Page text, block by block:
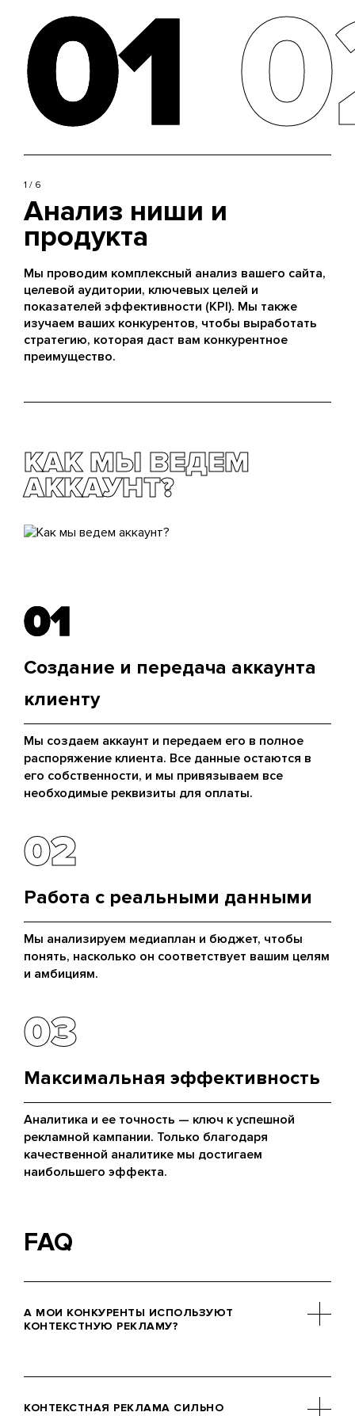
01
01
Анализ ниши и
продукта
1 / 6
Мы проводим комплексный анализ вашего сайта,
целевой аудитории, ключевых целей и
показателей эффективности (KPI). Мы также
изучаем ваших конкурентов, чтобы выработать
стратегию, которая даст вам конкурентное
преимущество.
КАК МЫ ВЕДЕМ
АККАУНТ?
01
01
Создание и передача аккаунта
клиенту
Мы создаем аккаунт и передаем его в полное
распоряжение клиента. Все данные остаются в
его собственности, и мы привязываем все
необходимые реквизиты для оплаты.
02
02
Работа с реальными данными
Мы анализируем медиаплан и бюджет, чтобы
понять, насколько он соответствует вашим целям
и амбициям.
03
03
Максимальная эффективность
Аналитика и ее точность — ключ к успешной
рекламной кампании. Только благодаря
качественной аналитике мы достигаем
наибольшего эффекта.
FAQ
А МОИ КОНКУРЕНТЫ ИСПОЛЬЗУЮТ
КОНТЕКСТНУЮ РЕКЛАМУ?
помощью поисковой выдачи или
КОНТЕКСТНАЯ РЕКЛАМА СИЛЬНО